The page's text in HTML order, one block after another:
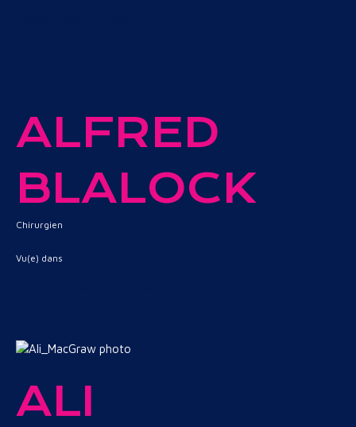
ALFRED
BLALOCK
Chirurgien
Vu(e) dans
ALI